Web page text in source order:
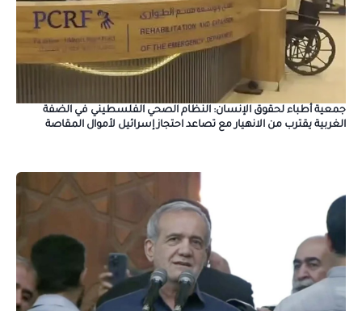
جمعية أطباء لحقوق الإنسان: النظام الصحي الفلسطيني في الضفة
الغربية يقترب من الانهيار مع تصاعد احتجاز إسرائيل لأموال المقاصة